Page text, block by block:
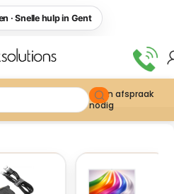
· Snelle hulp in Gent
Geen afspraak
nodig